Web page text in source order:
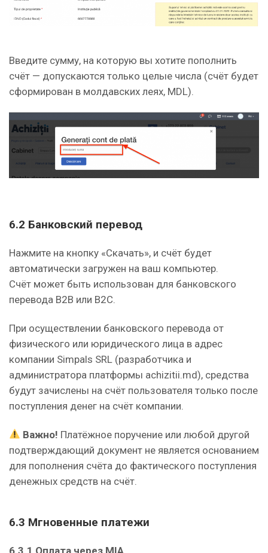
Введите сумму, на которую вы хотите пополнить
счёт — допускаются только целые числа (счёт будет
сформирован в молдавских леях, MDL).
6.2 Банковский перевод
Нажмите на кнопку «Скачать», и счёт будет
автоматически загружен на ваш компьютер.
Счёт может быть использован для банковского
перевода B2B или B2C.
При осуществлении банковского перевода от
физического или юридического лица в адрес
компании Simpals SRL (разработчика и
администратора платформы achizitii.md), средства
будут зачислены на счёт пользователя только после
поступления денег на счёт компании.
Важно! Платёжное поручение или любой другой
подтверждающий документ не является основанием
для пополнения счёта до фактического поступления
денежных средств на счёт.
6.3 Мгновенные платежи
6.3.1 Оплата через MIA